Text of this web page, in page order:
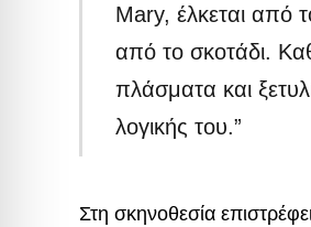
Mary, έλκεται από
από το σκοτάδι.
πλάσματα και
λογικής του.”
Στη σκηνοθεσία